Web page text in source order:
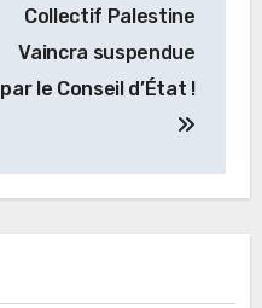
Collectif Palestine
Vaincra suspendue
par le Conseil d’État !